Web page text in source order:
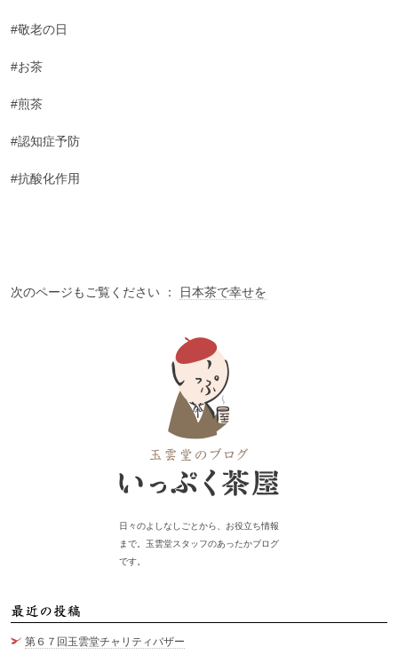
#敬老の日
#お茶
#煎茶
#認知症予防
#抗酸化作用
次のページもご覧ください ： 日本茶で幸せを
日々のよしなしごとから、お役立ち情報
まで。玉雲堂スタッフのあったかブログ
です。
第６７回玉雲堂チャリティバザー